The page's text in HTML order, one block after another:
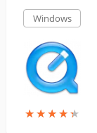
Windows
★★★★★
★★★★★